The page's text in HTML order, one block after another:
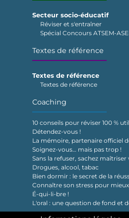
Secteur socio-éducatif
Réviser et s'entraîner
Spécial Concours ATSEM-
Textes de référence
Textes de référence
Textes de référence
Coaching
10 conseils pour réviser 100 %
Détendez-vous !
La mémoire, partenaire officiel
Soignez-vous… mais pas trop !
Sans la refuser, sachez
Drogues, alcool, tabac
Bien dormir : le secret de la
Connaître son stress pour
É-qui-li-bre !
L'oral : une question de fond et